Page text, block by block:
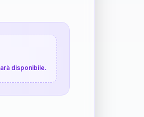
disponibile.